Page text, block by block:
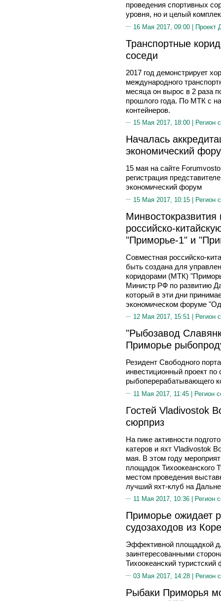
проведения спортивных
уровня, но и целый
16 Мая 2017, 09:00 | Проект
Транспортные
соседи
2017 год демонстрирует
международного
месяца он вырос в 2 раза
прошлого года. По МТК с
контейнеров.
15 Мая 2017, 18:00 | Регион
Началась
экономический
15 мая на сайте
регистрация
экономический форум
15 Мая 2017, 10:15 | Регион
Минвостокразвития
российско-
"Приморье-1" и
Совместная российско-
быть создана для
коридорами (МТК)
Министр РФ по развитию
который в эти дни
экономическом форуме
12 Мая 2017, 15:51 | Регион
"Рыбозавод
Приморье
Резидент Cвободного
инвестиционный проект по
рыбоперерабатывающего
11 Мая 2017, 11:45 | Регион
Гостей Vladivostok
сюрприз
На пике активности
катеров и яхт Vladivostok
мая. В этом году
площадок Тихоокеанского
местом проведения
лучший яхт-клуб на
11 Мая 2017, 10:36 | Регион
Приморье ожидает
судозаходов из
Эффективной площадкой
заинтересованными
Тихоокеанский туристский
03 Мая 2017, 14:28 | Регион
Рыбаки Приморья